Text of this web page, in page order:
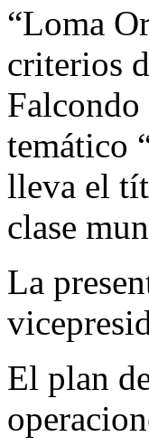
“Loma
criterios
Falcondo
temático
lleva el
clase
La
El plan